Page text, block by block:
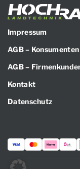
Impressum
AGB – Konsumenten
AGB –
Kontakt
Datenschutz